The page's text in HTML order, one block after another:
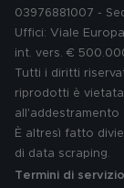
03976881007 -
Uffici: Viale
int. vers. €
Tutti i diritti
riprodotti è
all'addestramento
È altresì fatto
di data scraping.
Termini di servizio